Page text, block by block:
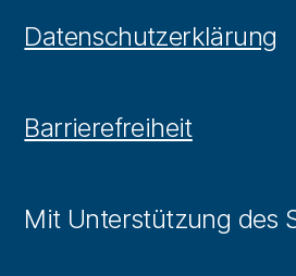
Datenschutzerklärung
Barrierefreiheit
Mit Unterstützung des